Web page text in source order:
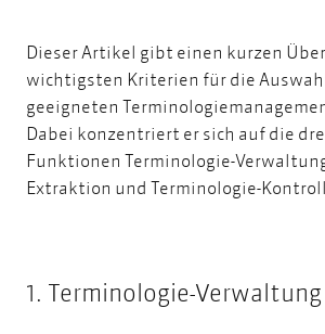
Dieser Artikel gibt einen kurzen
wichtigsten Kriterien für die
geeigneten
Dabei konzentriert er sich auf die
Funktionen Terminologie-
Extraktion und Terminologie-
1. Terminologie-Verwaltung